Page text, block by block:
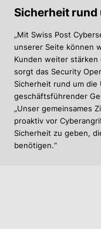
Sicherheit rund
„Mit Swiss Post
unserer Seite können
Kunden weiter stärken
sorgt das Security
Sicherheit rund um die
geschäftsführender
„Unser gemeinsames
proaktiv vor
Sicherheit zu geben,
benötigen.“